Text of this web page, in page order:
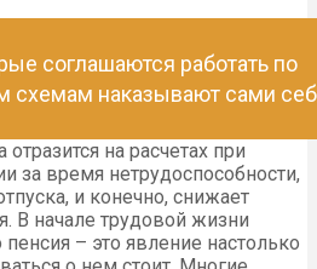
соглашаются работать по
схемам наказывают сами
на расчетах при
за время нетрудоспособности,
и конечно, снижает
В начале трудовой жизни
– это явление настолько